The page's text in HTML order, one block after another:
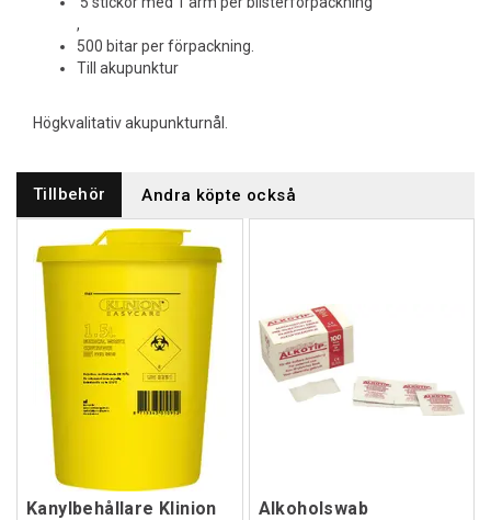
,
500 bitar per förpackning.
Till akupunktur
Högkvalitativ akupunkturnål.
Tillbehör Andra köpte också
Kanylbehållare Klinion
Alkoholswab